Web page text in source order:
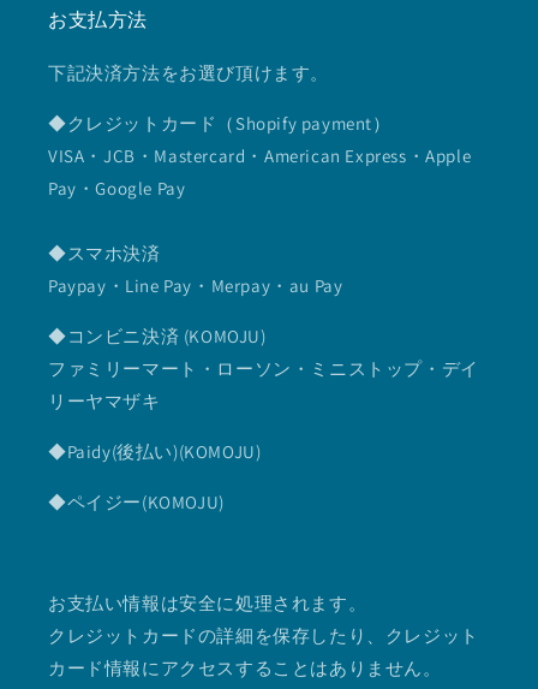
お支払方法
下記決済方法をお選び頂けます。
◆クレジットカード（Shopify payment）
VISA・JCB・Mastercard・American Express・Apple
Pay・Google Pay
◆スマホ決済
Paypay・Line Pay・Merpay・au Pay
◆コンビニ決済 (KOMOJU)
ファミリーマート・ローソン・ミニストップ・デイ
リーヤマザキ
◆Paidy(後払い)(KOMOJU)
◆ペイジー(KOMOJU)
お支払い情報は安全に処理されます。
クレジットカードの詳細を保存したり、クレジット
カード情報にアクセスすることはありません。